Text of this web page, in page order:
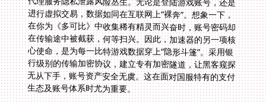
生态及账号体系时尤为重要。